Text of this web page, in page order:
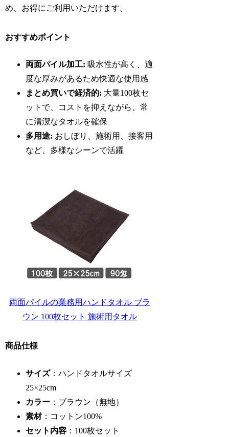
め、お得にご利用いただけます。
おすすめポイント
両面パイル加工: 吸水性が高く、適
度な厚みがあるため快適な使用感
まとめ買いで経済的: 大量100枚セ
ットで、コストを抑えながら、常
に清潔なタオルを確保
多用途: おしぼり、施術用、接客用
など、多様なシーンで活躍
両面パイルの業務用ハンドタオル ブラ
ウン 100枚セット 施術用タオル
商品仕様
サイズ：ハンドタオルサイズ
25×25cm
カラー ：ブラウン（無地）
素材：コットン100%
セット内容 ：100枚セット